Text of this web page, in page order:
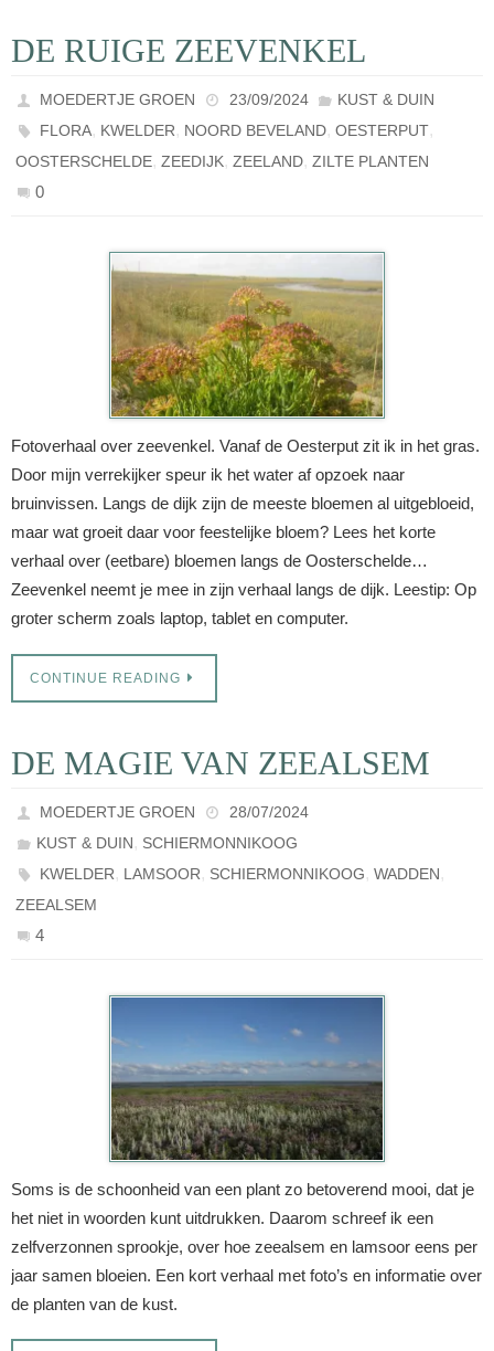
DE RUIGE ZEEVENKEL
MOEDERTJE GROEN 23/09/2024
KUST & DUIN
FLORA, KWELDER, NOORD BEVELAND,OESTERPUT,
OOSTERSCHELDE, ZEEDIJK, ZEELAND, ZILTE PLANTEN
0
Fotoverhaal over zeevenkel. Vanaf de Oesterput zit ik in het gras.
Door mijn verrekijker speur ik het water af opzoek naar
bruinvissen. Langs de dijk zijn de meeste bloemen al uitgebloeid,
maar wat groeit daar voor feestelijke bloem? Lees het korte
verhaal over (eetbare) bloemen langs de Oosterschelde…
Zeevenkel neemt je mee in zijn verhaal langs de dijk. Leestip: Op
groter scherm zoals laptop, tablet en computer.
CONTINUE READING
DE MAGIE VAN ZEEALSEM
MOEDERTJE GROEN
28/07/2024
KUST & DUIN, SCHIERMONNIKOOG
KWELDER, LAMSOOR, SCHIERMONNIKOOG,WADDEN,
ZEEALSEM
4
Soms is de schoonheid van een plant zo betoverend mooi, dat je
het niet in woorden kunt uitdrukken. Daarom schreef ik een
zelfverzonnen sprookje, over hoe zeealsem en lamsoor eens per
jaar samen bloeien. Een kort verhaal met foto’s en informatie over
de planten van de kust.